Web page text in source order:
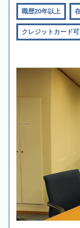
職歴20年以上
クレジットカード可